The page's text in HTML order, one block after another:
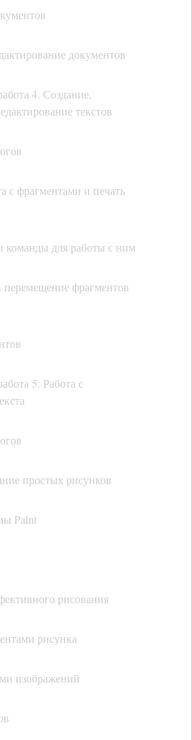
документов
4. Создание,
текстов
с фрагментами и печать
команды для работы с ним
фрагментов
5. Работа с
простых рисунков
Paint
рисования
рисунка
изображений